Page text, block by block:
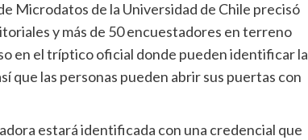
Microdatos de la Universidad de Chile precisó
y más de 50 encuestadores en terreno
en el tríptico oficial donde pueden identificar la
que las personas pueden abrir sus puertas con
estará identificada con una credencial que